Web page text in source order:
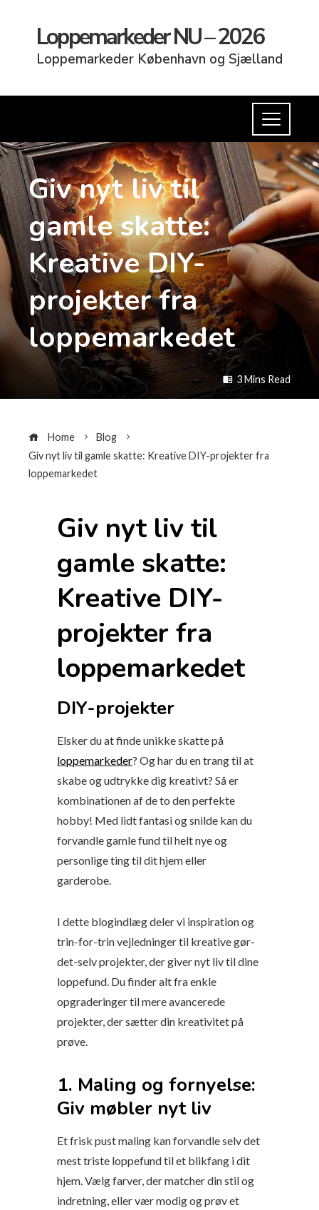
Loppemarkeder NU – 2026
Loppemarkeder København og Sjælland
Giv nyt liv til
gamle skatte:
Kreative DIY-
projekter fra
loppemarkedet
3 Mins Read
Home
Blog
Giv nyt liv til gamle skatte: Kreative DIY-projekter fra
loppemarkedet
Giv nyt liv til
gamle skatte:
Kreative DIY-
projekter fra
loppemarkedet
DIY-projekter
Elsker du at finde unikke skatte på
loppemarkeder? Og har du en trang til at
skabe og udtrykke dig kreativt? Så er
kombinationen af de to den perfekte
hobby! Med lidt fantasi og snilde kan du
forvandle gamle fund til helt nye og
personlige ting til dit hjem eller
garderobe.
I dette blogindlæg deler vi inspiration og
trin-for-trin vejledninger til kreative gør-
det-selv projekter, der giver nyt liv til dine
loppefund. Du finder alt fra enkle
opgraderinger til mere avancerede
projekter, der sætter din kreativitet på
prøve.
1. Maling og fornyelse:
Giv møbler nyt liv
Et frisk pust maling kan forvandle selv det
mest triste loppefund til et blikfang i dit
hjem. Vælg farver, der matcher din stil og
indretning, eller vær modig og prøv et